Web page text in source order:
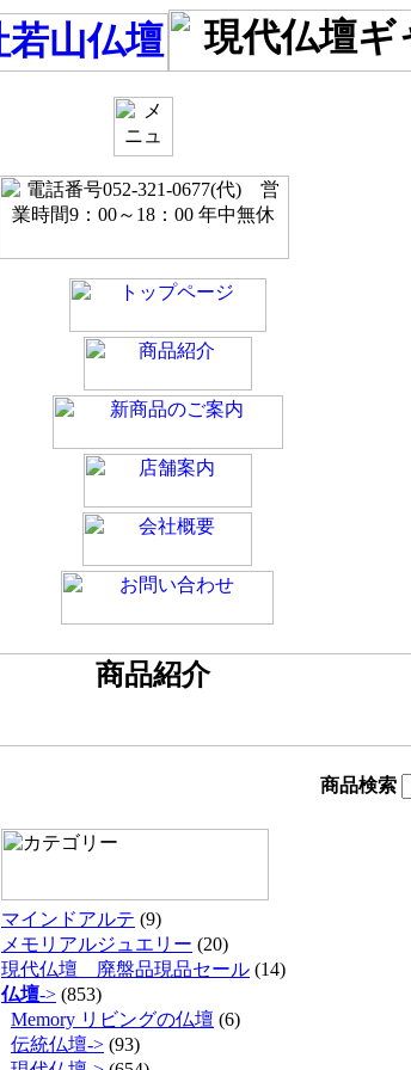
商品検索
マインドアルテ (9)
メモリアルジュエリー (20)
現代仏壇 廃盤品現品セール (14)
仏壇-> (853)
Memory リビングの仏壇 (6)
伝統仏壇-> (93)